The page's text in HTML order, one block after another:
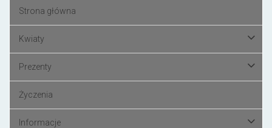
Strona główna
Kwiaty
Prezenty
Życzenia
Informacje